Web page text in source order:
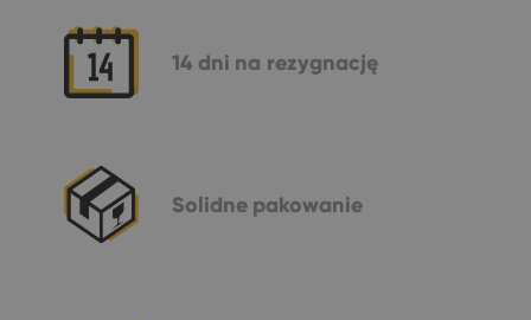
14 dni na rezygnację
Solidne pakowanie